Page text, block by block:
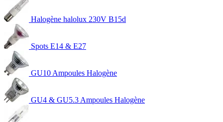
Halogène halolux 230V B15d
Spots E14 & E27
GU10 Ampoules Halogène
GU4 & GU5.3 Ampoules Halogène